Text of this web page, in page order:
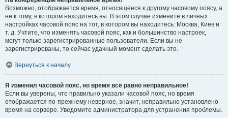
Возможно, отображается время, относящееся к другому часовому поясу, а
не к тому, в котором находитесь вы. В этом случае измените в личных
настройках часовой пояс на тот, в котором вы находитесь: Москва, Киев и
т. д. Учтите, что изменять часовой пояс, как и большинство настроек,
могут только зарегистрированные пользователи. Если вы не
зарегистрированы, то сейчас удачный момент сделать это.
Вернуться к началу
Я изменил часовой пояс, но время всё равно неправильное!
Если вы уверены, что правильно указали часовой пояс, но время
отображается по-прежнему неверное, значит, неправильно установлено
время на сервере. Уведомите администратора для устранения проблемы.